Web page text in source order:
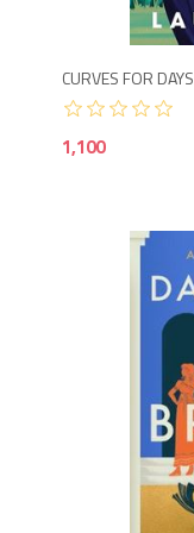
CURVES FOR DAYS
1,100